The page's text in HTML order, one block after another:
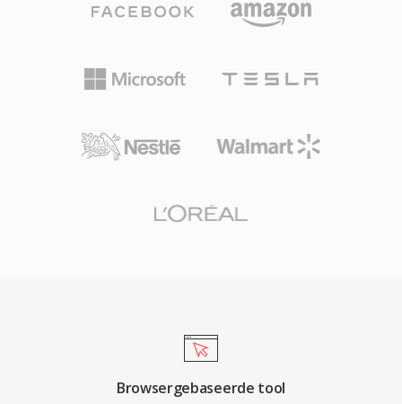
Browsergebaseerde tool